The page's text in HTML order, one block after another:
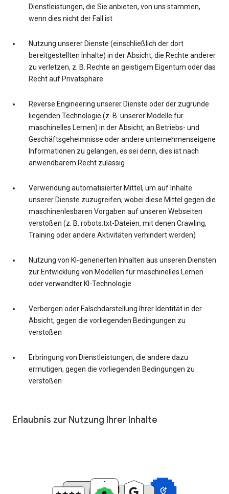
Dienstleistungen, die Sie anbieten, von uns stammen,
wenn dies nicht der Fall ist
Nutzung unserer Dienste (einschließlich der dort
bereitgestellten Inhalte) in der Absicht, die Rechte anderer
zu verletzen, z. B. Rechte an geistigem Eigentum oder das
Recht auf Privatsphäre
Reverse Engineering unserer Dienste oder der zugrunde
liegenden Technologie (z. B. unserer Modelle für
maschinelles Lernen) in der Absicht, an Betriebs- und
Geschäftsgeheimnisse oder andere unternehmenseigene
Informationen zu gelangen, es sei denn, dies ist nach
anwendbarem Recht zulässig
Verwendung automatisierter Mittel, um auf Inhalte
unserer Dienste zuzugreifen, wobei diese Mittel gegen die
maschinenlesbaren Vorgaben auf unseren Webseiten
verstoßen (z. B. robots.txt-Dateien, mit denen Crawling,
Training oder andere Aktivitäten verhindert werden)
Nutzung von KI-generierten Inhalten aus unseren Diensten
zur Entwicklung von Modellen für maschinelles Lernen
oder verwandter KI-Technologie
Verbergen oder Falschdarstellung Ihrer Identität in der
Absicht, gegen die vorliegenden Bedingungen zu
verstoßen
Erbringung von Dienstleistungen, die andere dazu
ermutigen, gegen die vorliegenden Bedingungen zu
verstoßen
Erlaubnis zur Nutzung Ihrer Inhalte